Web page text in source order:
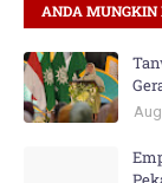
ANDA